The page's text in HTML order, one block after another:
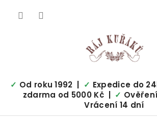
✓ Od roku 1992 | ✓ Expedice do
zdarma od 5000 Kč | ✓
Vrácení 14 dní